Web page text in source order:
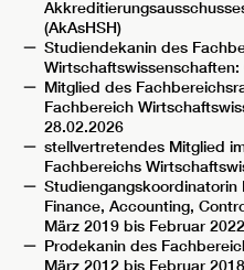
(AkAsHSH)
Studiendekanin des
Mitglied des
Fachbereich
28.02.2026
stellvertretendes Mitglied
Fachbereichs
Studiengangskoordinatorin
Finance, Accounting,
März 2019 bis Februar 2022
Prodekanin des
März 2012 bis Februar 2018